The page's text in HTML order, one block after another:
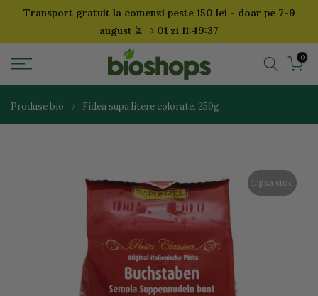
SariTransport gratuit la comenzi peste 150 lei - doar pe 7-9
august ⏳ 01 zi 11:49:37
0
Produse bio Fidea supa litere colorate, 250g
Lipsa stoc